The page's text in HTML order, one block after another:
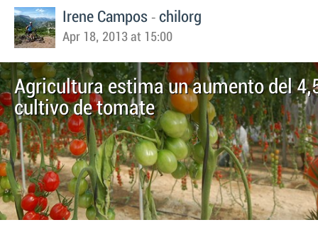
Irene Campos - chilorg
Apr 18, 2013 at 15:00
Agricultura estima un aumento del
cultivo de tomate